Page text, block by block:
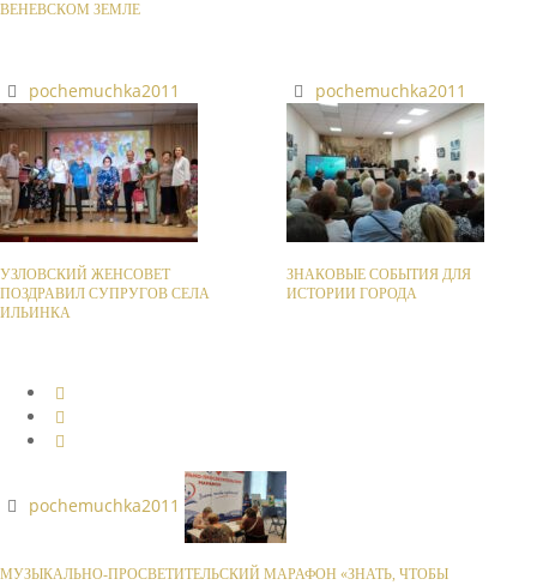
ВЕНЕВСКОМ ЗЕМЛЕ
pochemuchka2011
УЗЛОВСКИЙ ЖЕНСОВЕТ
ПОЗДРАВИЛ СУПРУГОВ СЕЛА
ИЛЬИНКА
pochemuchka2011
ЗНАКОВЫЕ СОБЫТИЯ ДЛЯ
ИСТОРИИ ГОРОДА
pochemuchka2011
МУЗЫКАЛЬНО-ПРОСВЕТИТЕЛЬСКИЙ МАРАФОН «ЗНАТЬ, ЧТОБЫ